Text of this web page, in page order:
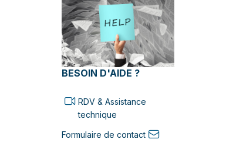
BESOIN D'AIDE ?
RDV & Assistance
technique
Formulaire de contact